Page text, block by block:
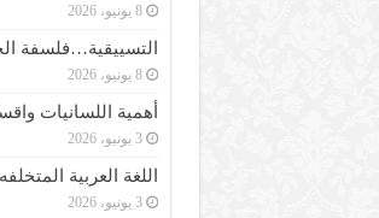
8 يونيو، 2026
التسييقية…فلسفة
8 يونيو، 2026
أهمية اللسانيات
3 يونيو، 2026
اللغة العربية المتخلفه
3 يونيو، 2026